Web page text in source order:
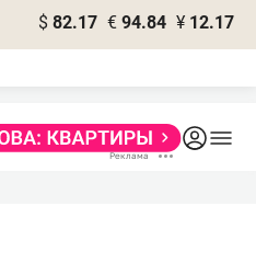
$ 82.17 € 94.84 ¥ 12.17